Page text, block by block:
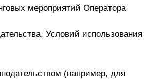
мероприятий Оператора
Условий использования
(например, для